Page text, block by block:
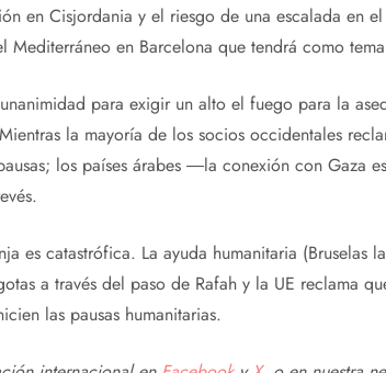
en Cisjordania y el riesgo de una escalada en
Mediterráneo en Barcelona que tendrá como
para exigir un alto el fuego para la
la mayoría de los socios occidentales
los países árabes ―la conexión con Gaza
es catastrófica. La ayuda humanitaria
a través del paso de Rafah y la UE reclama
las pausas humanitarias.